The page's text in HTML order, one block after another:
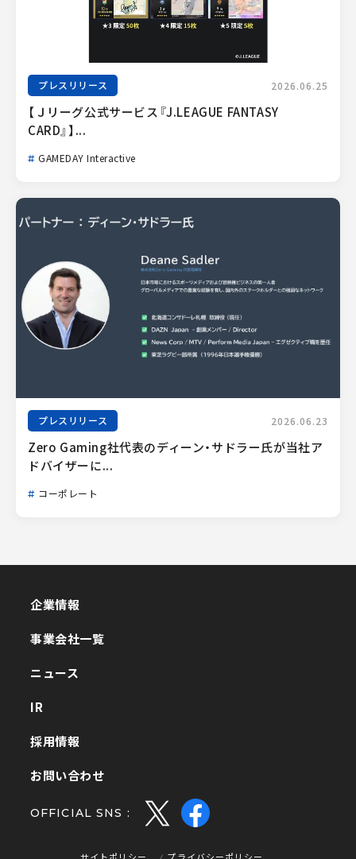
プレスリリース 2026.06.25
【Ｊリーグ公式サービス『J.LEAGUE FANTASY
CARD』】...
GAMEDAY Interactive
プレスリリース 2026.06.23
Zero Gaming社代表のディーン・サドラー氏が当社ア
ドバイザーに...
コーポレート
企業情報
事業会社一覧
ニュース
IR
採用情報
お問い合わせ
OFFICIAL SNS :